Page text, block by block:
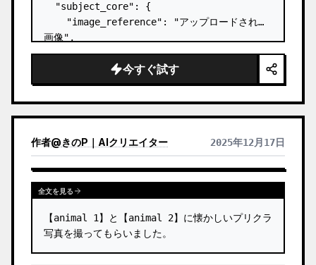
  "subject_core": {
    "image_reference": "アップロードされた
画像",
    "facial_features": "強いヘーゼル色の
瞳、しわの寄った眉、シャープな鼻、風化した肌",
    "hair": "風になびく、白髪交じりのダーク
ブラウンの髪、霧で少し湿っている"
  },
    "makeup_grooming": "自然で素朴な印象、
今すぐ試す
作者@きのP｜AIクリエイター 2025年12月17日
全文を見る
【animal 1】と【animal 2】に懐かしいプリクラ
写真を撮ってもらいました。